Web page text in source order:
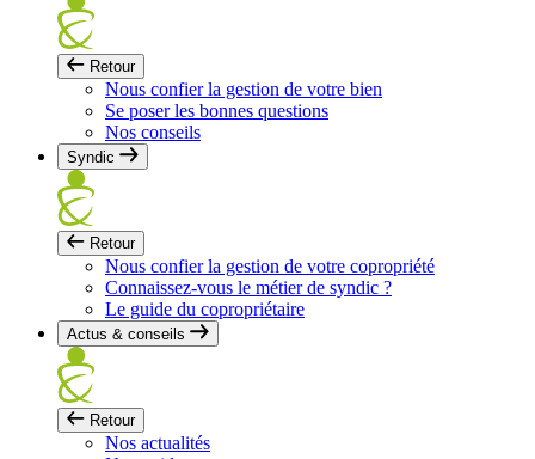
Retour
Nous confier la gestion de votre bien
Se poser les bonnes questions
Nos conseils
Syndic
Retour
Nous confier la gestion de votre copropriété
Connaissez-vous le métier de syndic ?
Le guide du copropriétaire
Actus & conseils
Retour
Nos actualités